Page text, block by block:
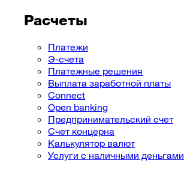
Расчеты
Платежи
Э-счета
Платежные решения
Выплата заработной платы
Connect
Open banking
Предпринимательский cчет
Cчет концерна
Калькулятор валют
Услуги с наличными деньгами